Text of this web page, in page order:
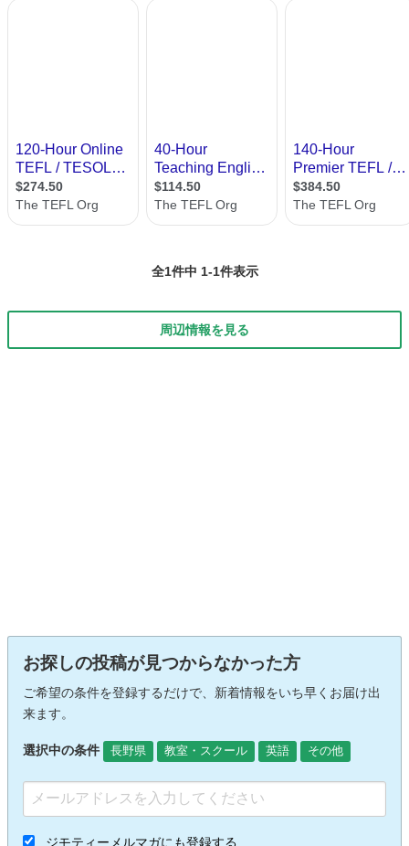
全1件中 1-1件表示
周辺情報を見る
お探しの投稿が見つからなかった方
ご希望の条件を登録するだけで、新着情報をいち早くお届け出
来ます。
選択中の条件 長野県 教室・スクール 英語 その他
ジモティーメルマガにも登録する